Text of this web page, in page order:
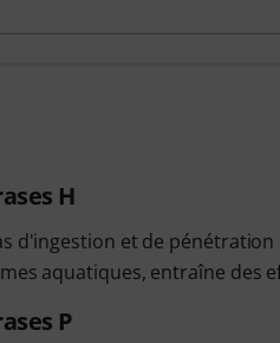
H
d'ingestion et de
aquatiques, entraîne des
P